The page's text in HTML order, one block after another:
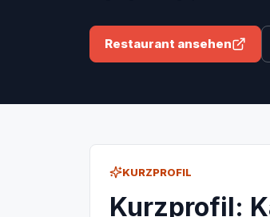
Restaurant ansehen
KURZPROFIL
Kurzprofil: